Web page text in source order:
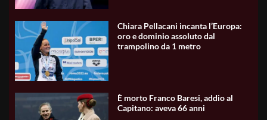
Chiara Pellacani incanta l’Europa:
oro e dominio assoluto dal
trampolino da 1 metro
È morto Franco Baresi, addio al
Capitano: aveva 66 anni